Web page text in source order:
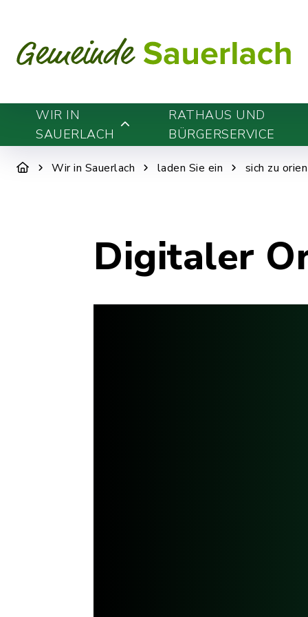
WIR IN
SAUERLACH
RATHAUS UND
BÜRGERSERVICE
Wir in Sauerlach laden Sie ein sich zu
Digitaler